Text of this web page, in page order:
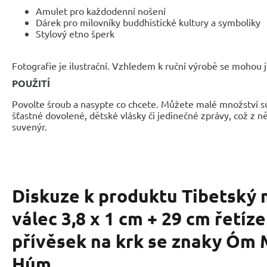
Amulet pro každodenní nošení
Dárek pro milovníky buddhistické kultury a symboliky
Stylový etno šperk
Fotografie je ilustrační. Vzhledem k ruční výrobě se
POUŽITÍ
Povolte šroub a nasypte co chcete. Můžete malé množství
šťastné dovolené, dětské vlásky či jedinečné zprávy, což z
suvenýr.
Diskuze k produktu Tibetský
válec 3,8 x 1 cm + 29 cm
přívěsek na krk se znaky Óm